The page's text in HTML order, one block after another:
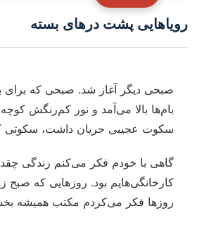
رویاهایی پشت درهای بسته
صبحی دیگر آغاز شد. صبحی که برای
بام‌ها بالا می‌آمد و نور کم‌رنگش
سکوت عجیبی جریان داشت،
گاهی با خودم فکر می‌کنم زندگی
کارخانگی‌هایم بود. روزهایی که
روزها فکر می‌کردم مکتب همیشه